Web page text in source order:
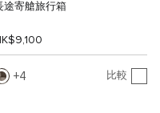
途寄艙旅行箱
4 比較